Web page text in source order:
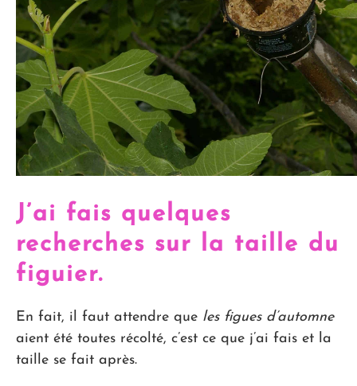
J’ai fais quelques
recherches sur la taille du
figuier.
En fait, il faut attendre que les figues d’automne
aient été toutes récolté, c’est ce que j’ai fais et la
taille se fait après.